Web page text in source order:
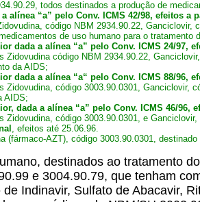
todos destinados a produção de
a alínea “a” pelo Conv. ICMS 42/98, efeitos a
código NBM 2934.90.22,
de uso humano para o tratamento
dada a alínea “a” pelo Conv. ICMS 24/97,
Zidovudina código NBM 2934.90.22,
da AIDS;
dada a alínea “a“ pelo Conv. ICMS 88/96,
Zidovudina, código 3003.90.0301, Ganciclovir,
AIDS;
dada a alínea “a” pelo Conv. ICMS 46/96,
Zidovudina, código 3003.90.0301, e
, efeitos até 25.06.96.
(fármaco-AZT), código 3003.90.0301,
destinados ao tratamento
e 3004.90.79, que tenham
Indinavir, Sulfato de Abacavir,